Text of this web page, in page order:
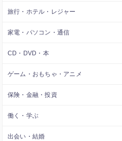
旅行・ホテル・レジャー
家電・パソコン・通信
CD・DVD・本
ゲーム・おもちゃ・アニメ
保険・金融・投資
働く・学ぶ
出会い・結婚